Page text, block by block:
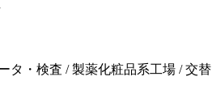
タ・検査 / 製薬化粧品系工場 / 交替